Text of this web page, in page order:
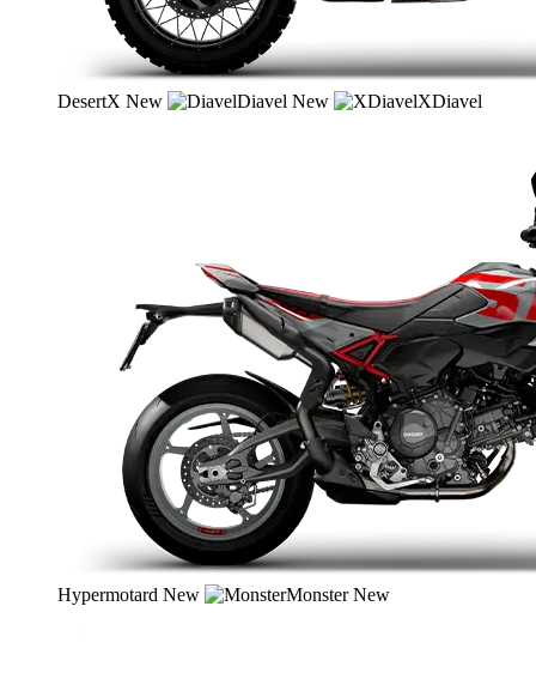
DesertX New Diavel New XDiavel
Hypermotard New MonsterNew